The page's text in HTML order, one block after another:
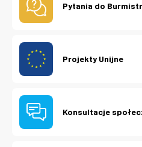
Pytania do
Projekty Unijne
Konsultacje